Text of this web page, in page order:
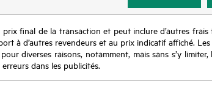
final de la transaction et peut inclure d’autres
à d’autres revendeurs et au prix indicatif affiché.
diverses raisons, notamment, mais sans s’y
dans les publicités.